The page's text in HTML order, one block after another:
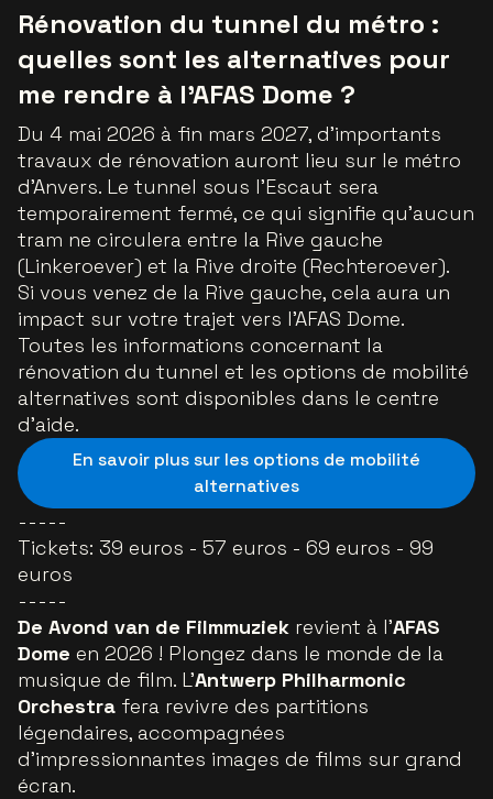
Rénovation du tunnel du métro :
quelles sont les alternatives pour
me rendre à l'AFAS Dome ?
Du 4 mai 2026 à fin mars 2027, d’importants
travaux de rénovation auront lieu sur le métro
d’Anvers. Le tunnel sous l’Escaut sera
temporairement fermé, ce qui signifie qu’aucun
tram ne circulera entre la Rive gauche
(Linkeroever) et la Rive droite (Rechteroever).
Si vous venez de la Rive gauche, cela aura un
impact sur votre trajet vers l’AFAS Dome.
Toutes les informations concernant la
rénovation du tunnel et les options de mobilité
alternatives sont disponibles dans le centre
d’aide.
En savoir plus sur les options de mobilité
alternatives
-----
Tickets: 39 euros - 57 euros - 69 euros - 99
euros
-----
De Avond van de Filmmuziek revient à l'AFAS
Dome en 2026 ! Plongez dans le monde de la
musique de film. L’Antwerp Philharmonic
Orchestra fera revivre des partitions
légendaires, accompagnées
d'impressionnantes images de films sur grand
écran.